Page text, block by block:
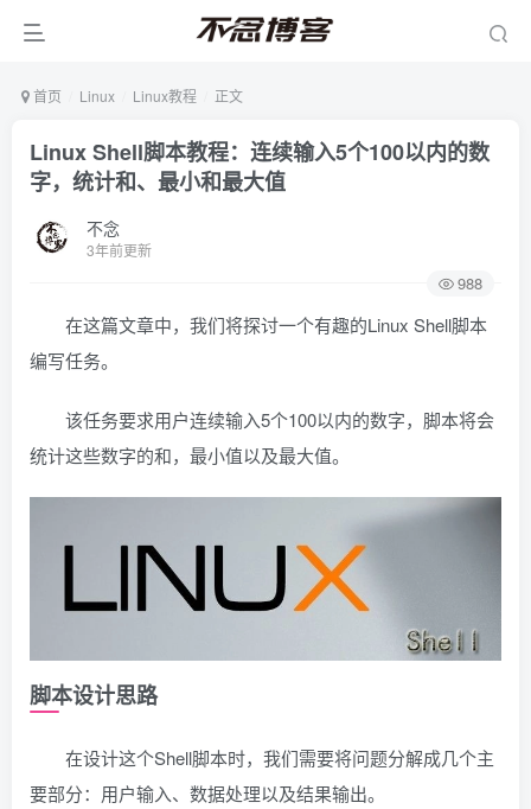
首页 Linux Linux教程 正文
Linux Shell脚本教程：连续输入5个100以内的数
字，统计和、最小和最大值
不念
3年前更新
988
在这篇文章中，我们将探讨一个有趣的Linux Shell脚本
编写任务。
该任务要求用户连续输入5个100以内的数字，脚本将会
统计这些数字的和，最小值以及最大值。
脚本设计思路
在设计这个Shell脚本时，我们需要将问题分解成几个主
要部分：用户输入、数据处理以及结果输出。